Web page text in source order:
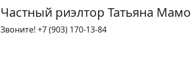
Частный риэлтор Татьяна
Звоните! +7 (903) 170-13-84